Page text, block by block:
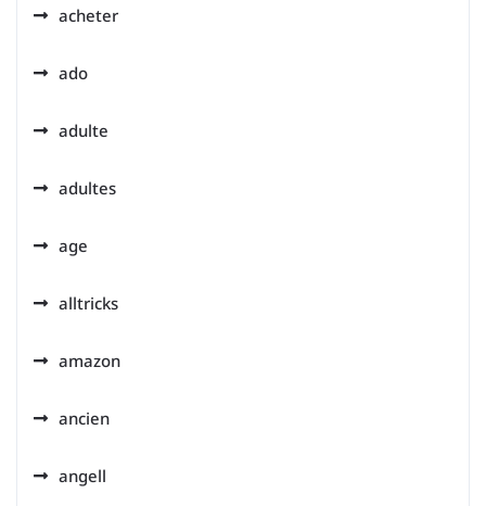
acheter
ado
adulte
adultes
age
alltricks
amazon
ancien
angell